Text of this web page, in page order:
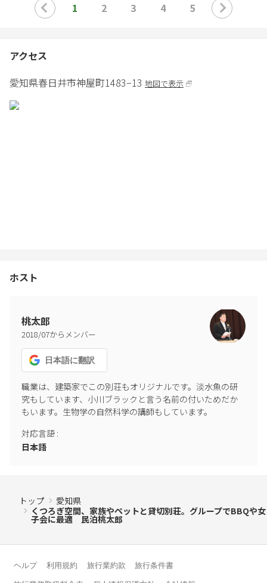
1 2 3 4 5
アクセス
愛知県春日井市神屋町1483−13 地図で表示
ホスト
桃太郎
2018/07からメンバー
日本語に翻訳
職業は、建築家でこの別荘もオリジナルです。淡水魚の研
究もしています、小川ブラックと言う名前の付いためだか
もいます。生物学の自然科学の講師もしています。
対応言語 :
日本語
トップ
愛知県
くつろぎ空間、家族やペットと貸切別荘。グループでBBQや女
子会に最適 民泊桃太郎
ヘルプ 利用規約 旅行業約款 旅行条件書